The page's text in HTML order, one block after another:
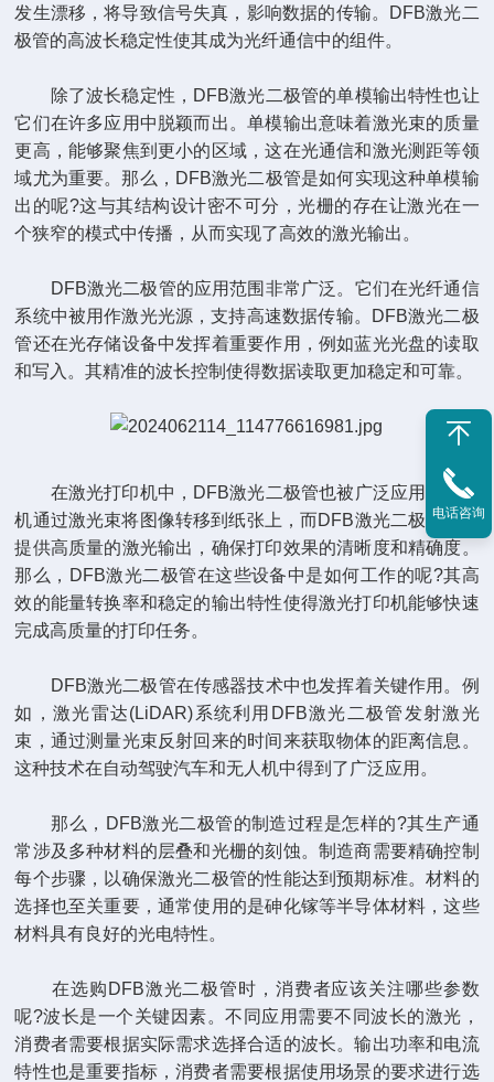
发生漂移，将导致信号失真，影响数据的传输。DFB激光二
极管的高波长稳定性使其成为光纤通信中的组件。
除了波长稳定性，DFB激光二极管的单模输出特性也让
它们在许多应用中脱颖而出。单模输出意味着激光束的质量
更高，能够聚焦到更小的区域，这在光通信和激光测距等领
域尤为重要。那么，DFB激光二极管是如何实现这种单模输
出的呢?这与其结构设计密不可分，光栅的存在让激光在一
个狭窄的模式中传播，从而实现了高效的激光输出。
DFB激光二极管的应用范围非常广泛。它们在光纤通信
系统中被用作激光光源，支持高速数据传输。DFB激光二极
管还在光存储设备中发挥着重要作用，例如蓝光光盘的读取
和写入。其精准的波长控制使得数据读取更加稳定和可靠。
在激光打印机中，DFB激光二极管也被广泛应用。打印
机通过激光束将图像转移到纸张上，而DFB激光二极管能够
提供高质量的激光输出，确保打印效果的清晰度和精确度。
那么，DFB激光二极管在这些设备中是如何工作的呢?其高
效的能量转换率和稳定的输出特性使得激光打印机能够快速
完成高质量的打印任务。
DFB激光二极管在传感器技术中也发挥着关键作用。例
如，激光雷达(LiDAR)系统利用DFB激光二极管发射激光
束，通过测量光束反射回来的时间来获取物体的距离信息。
这种技术在自动驾驶汽车和无人机中得到了广泛应用。
那么，DFB激光二极管的制造过程是怎样的?其生产通
常涉及多种材料的层叠和光栅的刻蚀。制造商需要精确控制
每个步骤，以确保激光二极管的性能达到预期标准。材料的
选择也至关重要，通常使用的是砷化镓等半导体材料，这些
材料具有良好的光电特性。
在选购DFB激光二极管时，消费者应该关注哪些参数
呢?波长是一个关键因素。不同应用需要不同波长的激光，
消费者需要根据实际需求选择合适的波长。输出功率和电流
特性也是重要指标，消费者需要根据使用场景的要求进行选
电话咨询